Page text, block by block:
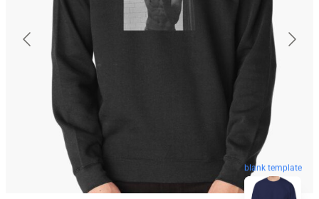
blank template